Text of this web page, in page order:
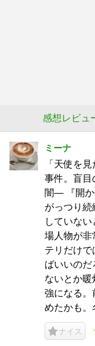
感想レビュ
ミーナ
「天使を
事件。盲目
闇— 『開か
がっつり
していな
場人物が非
テリだけで
ばいいの
ないとか
強になる。
めたかも。
ナイス